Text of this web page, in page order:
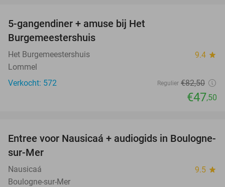
5-gangendiner + amuse bij Het
Burgemeestershuis
Het Burgemeestershuis 9.4 star
Lommel
Verkocht: 572
Regulier €82,50
€47,50
27%
Entree voor Nausicaá + audiogids in Boulogne-
sur-Mer
Nausicaá 9.5 star
Boulogne-sur-Mer